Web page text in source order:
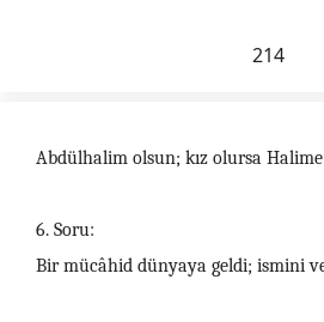
214
Abdülhalim olsun; kız olursa
6. Soru:
Bir mücâhid dünyaya geldi; ismini